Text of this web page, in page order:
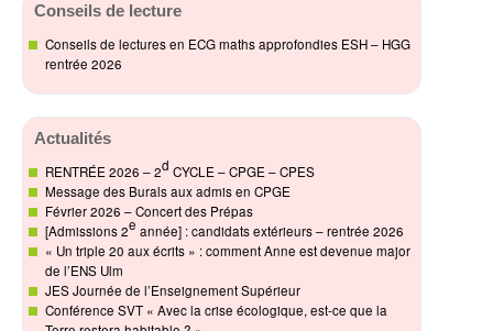
Conseils de lecture
Conseils de lectures en ECG maths approfondies ESH – HGG
rentrée 2026
Actualités
RENTRÉE 2026 – 2d CYCLE – CPGE – CPES
Message des Burals aux admis en CPGE
Février 2026 – Concert des Prépas
[Admissions 2e année] : candidats extérieurs – rentrée 2026
« Un triple 20 aux écrits » : comment Anne est devenue major
de l’ENS Ulm
JES Journée de l’Enseignement Supérieur
Conférence SVT « Avec la crise écologique, est-ce que la